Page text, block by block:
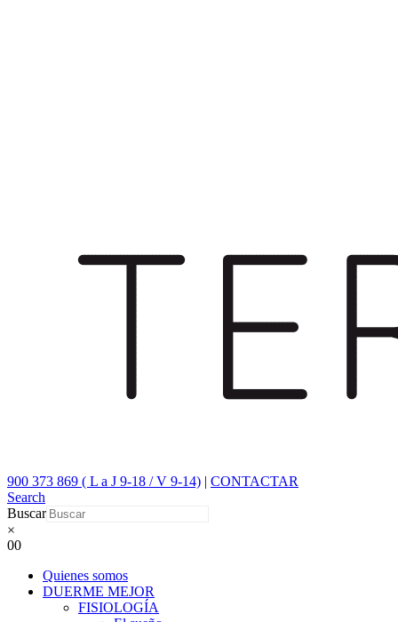
900 373 869 ( L a J 9-18 / V 9-14) | CONTACTAR
Search
Buscar
×
00
Quienes somos
DUERME MEJOR
FISIOLOGÍA